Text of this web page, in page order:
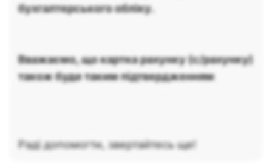
бухгалтерського обліку.
Вважаємо, що картка рахунку (с/рахунку)
також буде таким підтвердженням
Раді допомогти, звертайтесь ще!